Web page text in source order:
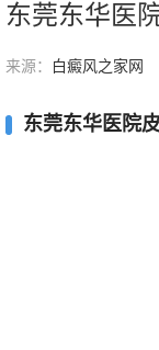
东莞东华医
来源： 白癜风之家网
东莞东华医院